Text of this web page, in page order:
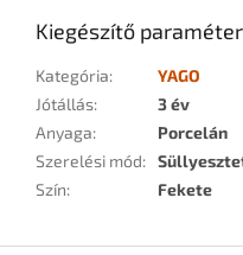
Kiegészítő
Kategória:
YAGO
Jótállás:
3 év
Anyaga:
Porcelán
Szerelési mód:
Szín: Fekete